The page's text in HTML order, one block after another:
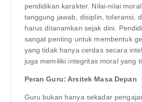
pendidikan karakter. Nilai-nilai
tanggung jawab, disiplin, toleransi,
harus ditanamkan sejak dini.
sangat penting untuk membentuk
yang tidak hanya cerdas secara
juga memiliki integritas moral yang
Peran Guru: Arsitek Masa Depan
Guru bukan hanya sekadar